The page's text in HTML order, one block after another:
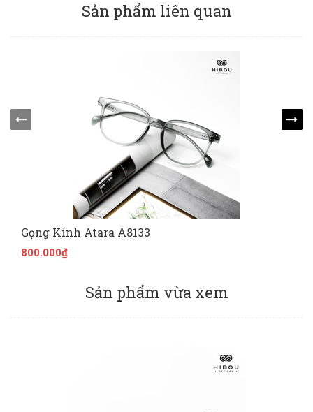
Sản phẩm liên quan
Gọng Kính Atara A8133
800.000₫
Sản phẩm vừa xem